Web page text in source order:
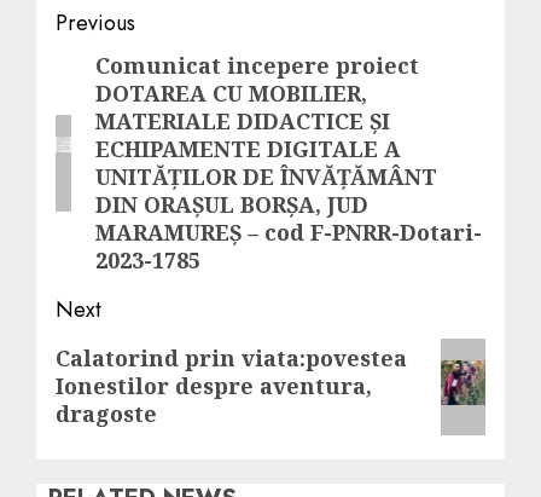
Post
navigation
Previous
Previous
post:
Comunicat incepere proiect
DOTAREA CU MOBILIER,
MATERIALE DIDACTICE ȘI
ECHIPAMENTE DIGITALE A
UNITĂȚILOR DE ÎNVĂȚĂMÂNT
DIN ORAȘUL BORȘA, JUD
MARAMUREȘ – cod F-PNRR-Dotari-
2023-1785
Next
Next
post:
Calatorind prin viata:povestea
Ionestilor despre aventura,
dragoste